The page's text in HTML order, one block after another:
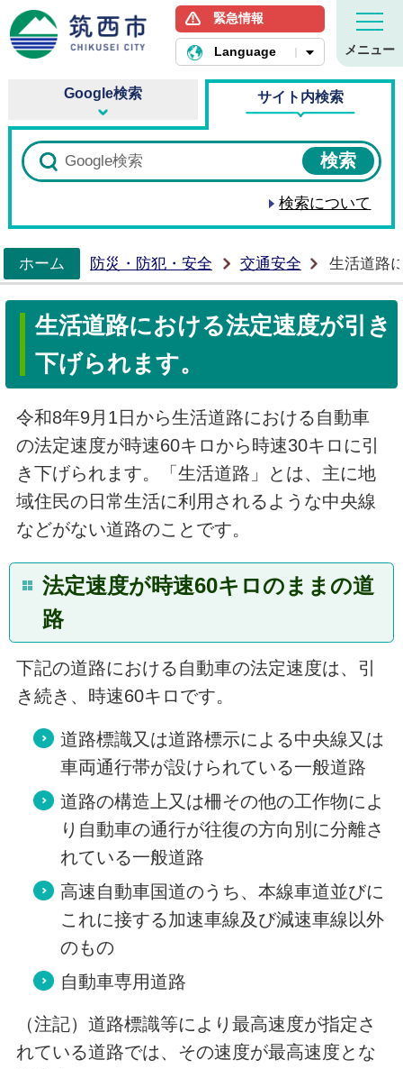
筑西市ホームページ
緊急情報
Language メニュー
Google検索 サイト内検索
検索について
ホーム
防災・防犯・安全 交通安全 生活道路
生活道路における法定速度が引き
下げられます。
令和8年9月1日から生活道路における自動車
の法定速度が時速60キロから時速30キロ に引
き下げられます。「生活道路」とは、主に地
域住民の日常生活に利用されるような中央線
などがない道路のことです。
法定速度が時速60キロのままの道
路
下記の道路における自動車の法定速度は、引
き続き、時速60キロです。
道路標識又は道路標示による中央線又は
車両通行帯が設けられている一般道路
道路の構造上又は柵その他の工作物によ
り自動車の通行が往復の方向別に分離さ
れている一般道路
高速自動車国道のうち、本線車道並びに
これに接する加速車線及び減速車線以外
のもの
自動車専用道路
（注記）道路標識等により最高速度が指定さ
れている道路では、その速度が最高速度とな